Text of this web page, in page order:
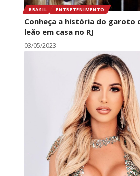
BRASIL ENTRETENIMENTO
Conheça a história do garoto
leão em casa no RJ
03/05/2023